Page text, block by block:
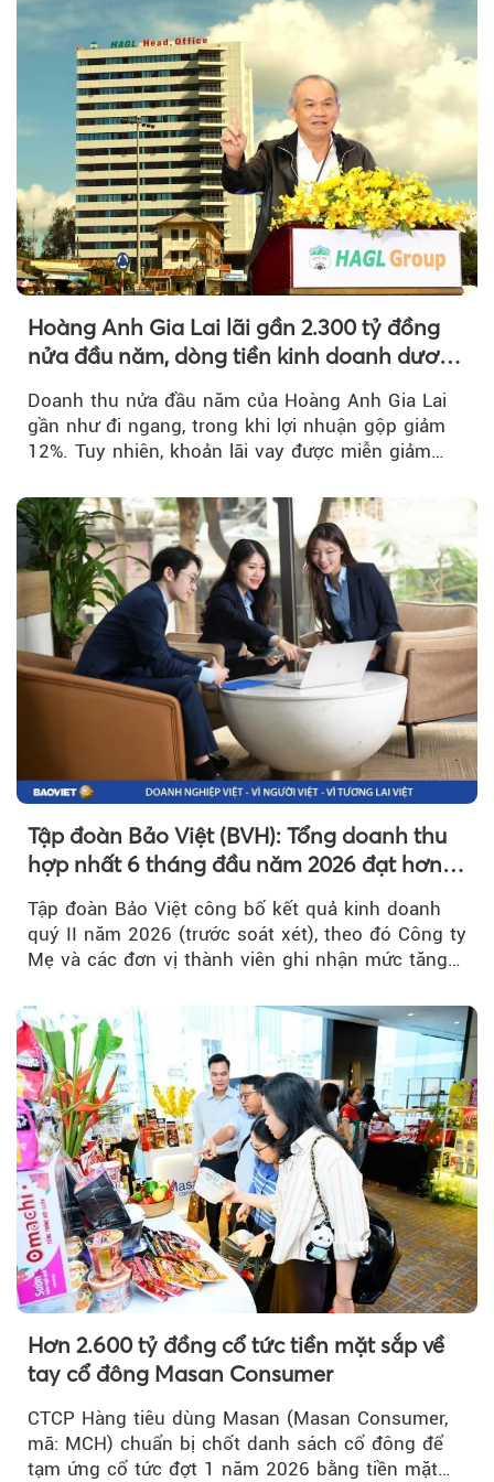
Hoàng Anh Gia Lai lãi gần 2.300 tỷ đồng
nửa đầu năm, dòng tiền kinh doanh dương
Doanh thu nửa đầu năm của Hoàng Anh Gia Lai
gần như đi ngang, trong khi lợi nhuận gộp giảm
12%. Tuy nhiên, khoản lãi vay được miễn giảm
Tập đoàn Bảo Việt (BVH): Tổng doanh thu
hợp nhất 6 tháng đầu năm 2026 đạt hơn
32.000 tỷ đồng, tăng trưởng 9,2%
Tập đoàn Bảo Việt công bố kết quả kinh doanh
quý II năm 2026 (trước soát xét), theo đó Công ty
Mẹ và các đơn vị thành viên ghi nhận mức tăng
Hơn 2.600 tỷ đồng cổ tức tiền mặt sắp về
tay cổ đông Masan Consumer
CTCP Hàng tiêu dùng Masan (Masan Consumer,
mã: MCH) chuẩn bị chốt danh sách cổ đông để
tạm ứng cổ tức đợt 1 năm 2026 bằng tiền mặt